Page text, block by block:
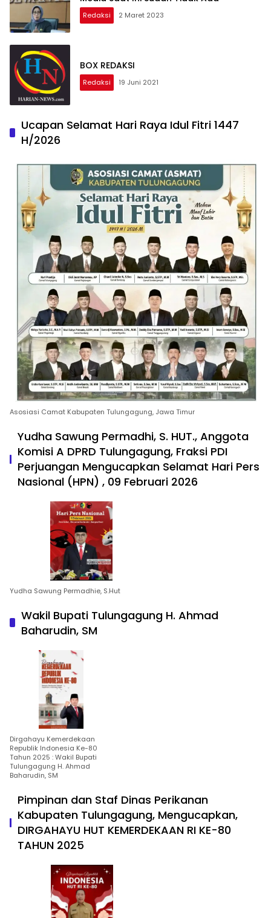
Redaksi 2 Maret 2023
BOX REDAKSI
Redaksi 19 Juni 2021
Ucapan Selamat Hari Raya Idul Fitri 1447
H/2026
Asosiasi Camat Kabupaten Tulungagung, Jawa Timur
Yudha Sawung Permadhi, S. HUT., Anggota
Komisi A DPRD Tulungagung, Fraksi PDI
Perjuangan Mengucapkan Selamat Hari Pers
Nasional (HPN) , 09 Februari 2026
Yudha Sawung Permadhie, S.Hut
Wakil Bupati Tulungagung H. Ahmad
Baharudin, SM
Dirgahayu Kemerdekaan
Republik Indonesia Ke-80
Tahun 2025 : Wakil Bupati
Tulungagung H. Ahmad
Baharudin, SM
Pimpinan dan Staf Dinas Perikanan
Kabupaten Tulungagung, Mengucapkan,
DIRGAHAYU HUT KEMERDEKAAN RI KE-80
TAHUN 2025